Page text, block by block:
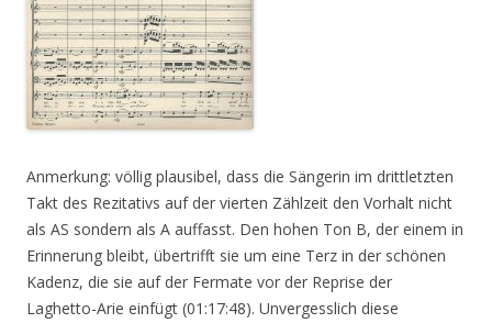
Anmerkung: völlig plausibel, dass die Sängerin im drittletzten
Takt des Rezitativs auf der vierten Zählzeit den Vorhalt nicht
als AS sondern als A auffasst. Den hohen Ton B, der einem in
Erinnerung bleibt, übertrifft sie um eine Terz in der schönen
Kadenz, die sie auf der Fermate vor der Reprise der
Laghetto-Arie einfügt (01:17:48). Unvergesslich diese